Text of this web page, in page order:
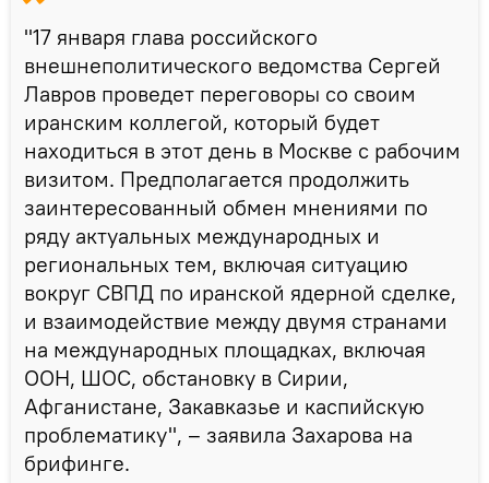
"17 января глава российского
внешнеполитического ведомства Сергей
Лавров проведет переговоры со своим
иранским коллегой, который будет
находиться в этот день в Москве с рабочим
визитом. Предполагается продолжить
заинтересованный обмен мнениями по
ряду актуальных международных и
региональных тем, включая ситуацию
вокруг СВПД по иранской ядерной сделке,
и взаимодействие между двумя странами
на международных площадках, включая
ООН, ШОС, обстановку в Сирии,
Афганистане, Закавказье и каспийскую
проблематику", – заявила Захарова на
брифинге.